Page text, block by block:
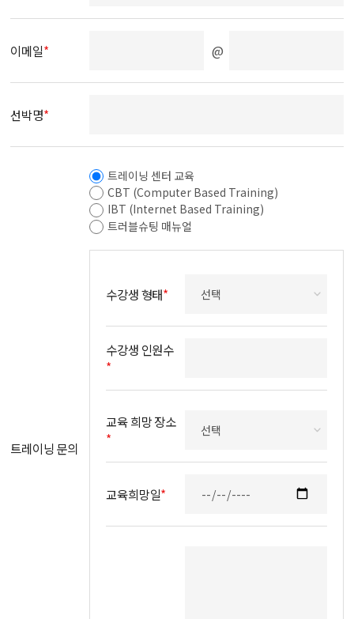
이메일* @
선박명*
트레이닝 문의
트레이닝 센터 교육
CBT (Computer Based Training)
IBT (Internet Based Training)
트러블슈팅 매뉴얼
수강생 형태*
수강생 인원수
*
교육 희망 장소
*
교육희망일*